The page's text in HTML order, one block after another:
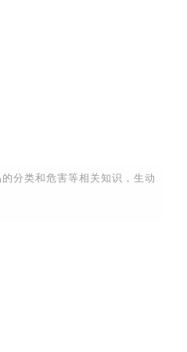
分类和危害等相关知识，生动